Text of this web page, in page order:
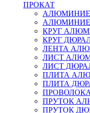
ПРОКАТ
КРУГ
КРУГ
ЛЕНТА
ЛИСТ
ЛИСТ
ПЛИТА
ПЛИТА
ПРУТОК
ПРУТОК